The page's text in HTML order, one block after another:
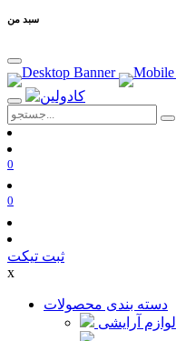
سبد من
0
0
ثبت تیکت
x
دسته بندی محصولات
لوازم آرایشی